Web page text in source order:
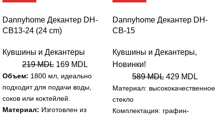
Dannyhome Декантер DH-
CB13-24 (24 cm)
Кувшины и Декантеры
219MDL 169 MDL
Объем: 1800 мл, идеально
подходит для подачи воды,
соков или коктейлей.
Материал: Изготовлен из
Dannyhome Декантер DH-
CB-15
Кувшины и Декантеры,
Новинки!
589MDL 429 MDL
Материал: высококачественное
стекло
Комплектация: графин-